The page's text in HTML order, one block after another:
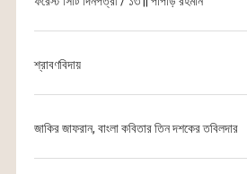
শ্রাবণবিদায়
জাকির জাফরান, বাংলা কবিতার তিন দশকের তবিলদার